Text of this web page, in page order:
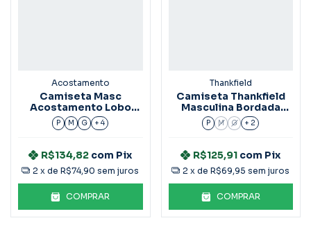
Acostamento
Camiseta Masc
Acostamento Lobo
Costa Preta
P M G + 4
R$134,82 com Pix
2 x deR$74,90 sem juros
COMPRAR
Thankfield
Camiseta Thankfield
Masculina Bordada
3787
P M G + 2
R$125,91 com Pix
2 x deR$69,95 sem juros
COMPRAR